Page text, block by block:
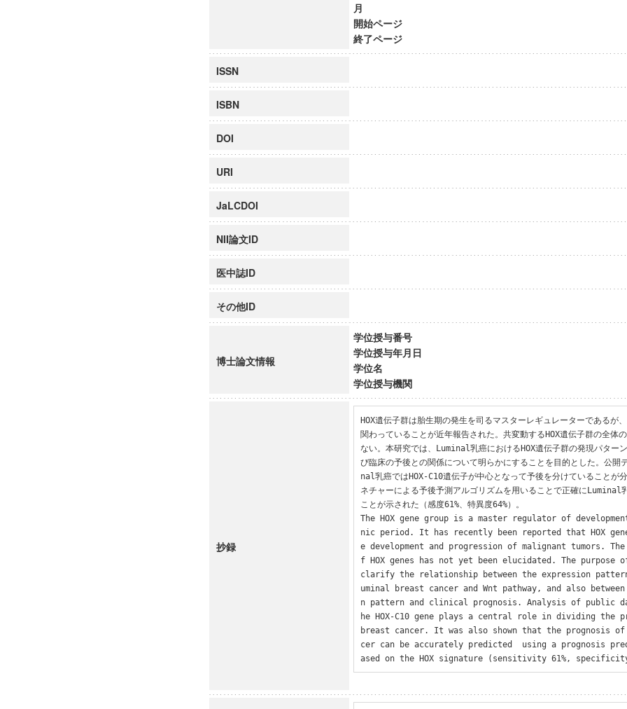
月
開始ページ
終了ページ
ISSN
ISBN
DOI
URI
JaLCDOI
NII論文ID
医中誌ID
その他ID
博士論文情報
学位授与番号
学位授与年月日
学位名
学位授与機関
抄録
HOX遺伝子群は胎生期の発生を司るマスターレギュレーターであるが
関わっていることが近年報告された。共変動するHOX遺伝子群の全体
ない。本研究では、Luminal乳癌におけるHOX遺伝子群の発現パター
び臨床の予後との関係について明らかにすることを目的とした。公開
nal乳癌ではHOX-C10遺伝子が中心となって予後を分けていることが
ネチャーによる予後予測アルゴリズムを用いることで正確にLuminal
ことが示された（感度61%、特異度64%）。
The HOX gene group is a master regulator of
nic period. It has recently been reported that HOX
e development and progression of malignant tumors.
f HOX genes has not yet been elucidated. The
clarify the relationship between the expression
uminal breast cancer and Wnt pathway, and also between
n pattern and clinical prognosis. Analysis of public
he HOX-C10 gene plays a central role in dividing the
breast cancer. It was also shown that the prognosis
cer can be accurately predicted  using a prognosis
ased on the HOX signature (sensitivity 61%,